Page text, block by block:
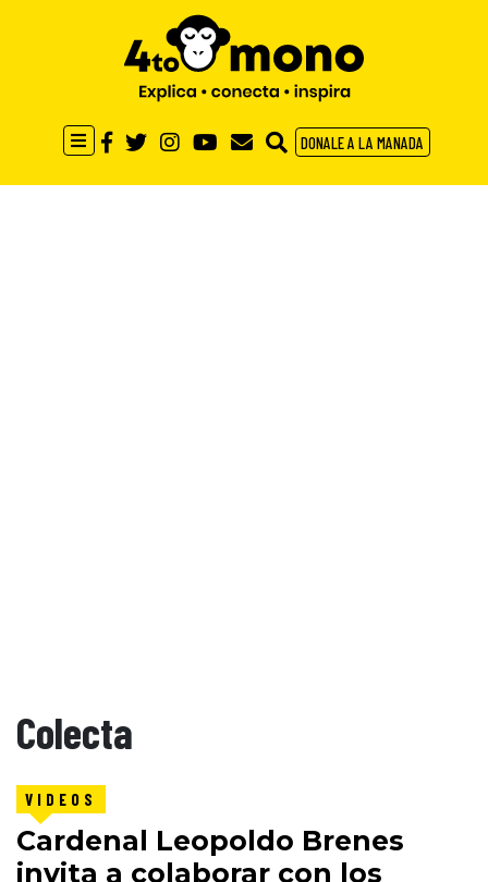
DONALE A LA MANADA
Colecta
VIDEOS
Cardenal Leopoldo Brenes
invita a colaborar con los